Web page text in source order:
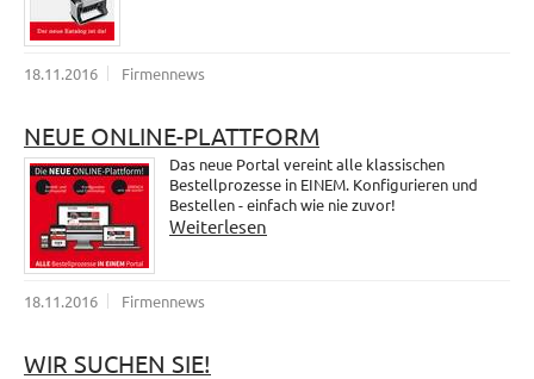
18.11.2016 Firmennews
NEUE ONLINE-PLATTFORM
Das neue Portal vereint alle klassischen
Bestellprozesse in EINEM. Konfigurieren und
Bestellen - einfach wie nie zuvor!
Weiterlesen
18.11.2016 Firmennews
WIR SUCHEN SIE!